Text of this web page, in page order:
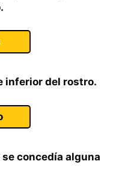
inferior del rostro.
concedía alguna